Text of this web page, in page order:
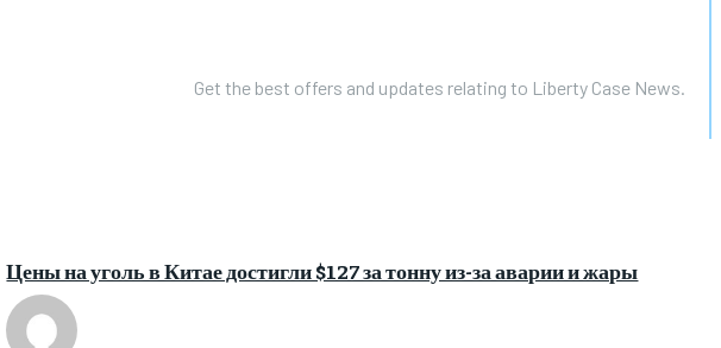
Get the best offers and updates relating to Liberty Case News.
Цены на уголь в Китае достигли $127 за тонну из-за аварии и жары